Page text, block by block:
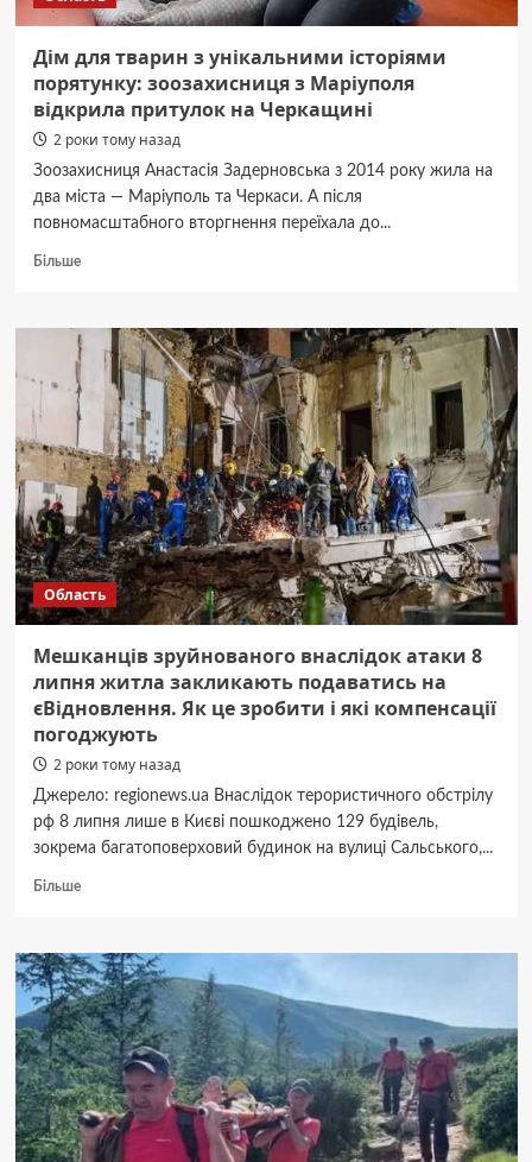
Дім для тварин з унікальними історіями
порятунку: зоозахисниця з Маріуполя
відкрила притулок на Черкащині
2 роки тому назад
Зоозахисниця Анастасія Задерновська з 2014 року жила на
два міста — Маріуполь та Черкаси. А після
повномасштабного вторгнення переїхала до...
БільшеДокладніше
для
тварин
з
унікальними
історіями
порятунку:
зоозахисниця
з
Маріуполя
відкрила
притулок
на
Черкащині
Область
Мешканців зруйнованого внаслідок атаки 8
липня житла закликають подаватись на
єВідновлення. Як це зробити і які компенсації
погоджують
2 роки тому назад
Джерело: regionews.ua Внаслідок терористичного обстрілу
рф 8 липня лише в Києві пошкоджено 129 будівель,
зокрема багатоповерховий будинок на вулиці Сальського,...
БільшеДокладніше
зруйнованого
внаслідок
атаки
8
липня
житла
закликають
подаватись
на
єВідновлення.